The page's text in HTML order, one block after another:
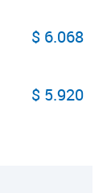
$ 6.068
$ 5.920